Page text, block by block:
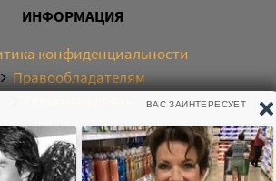
ИНФОРМАЦИЯ
конфиденциальности
Правообладателям
О САЙТЕ